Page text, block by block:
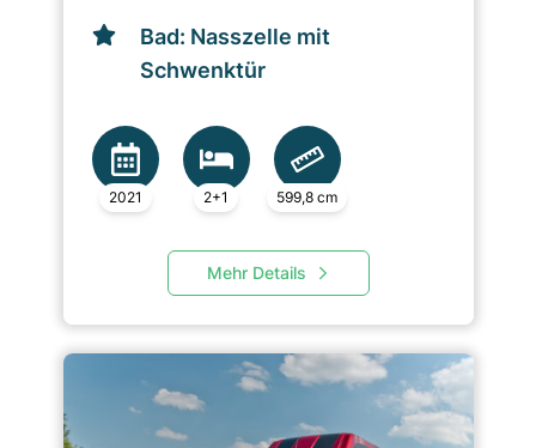
Bad: Nasszelle mit
Schwenktür
2021 2+1 599,8 cm
Mehr Details